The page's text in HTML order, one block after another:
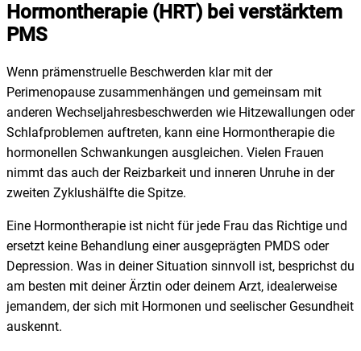
Hormontherapie (HRT) bei verstärktem
PMS
Wenn prämenstruelle Beschwerden klar mit der
Perimenopause zusammenhängen und gemeinsam mit
anderen Wechseljahresbeschwerden wie Hitzewallungen oder
Schlafproblemen auftreten, kann eine Hormontherapie die
hormonellen Schwankungen ausgleichen. Vielen Frauen
nimmt das auch der Reizbarkeit und inneren Unruhe in der
zweiten Zyklushälfte die Spitze.
Eine Hormontherapie ist nicht für jede Frau das Richtige und
ersetzt keine Behandlung einer ausgeprägten PMDS oder
Depression. Was in deiner Situation sinnvoll ist, besprichst du
am besten mit deiner Ärztin oder deinem Arzt, idealerweise
jemandem, der sich mit Hormonen und seelischer Gesundheit
auskennt.